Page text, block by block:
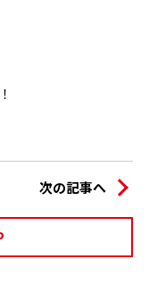
次の記事へ